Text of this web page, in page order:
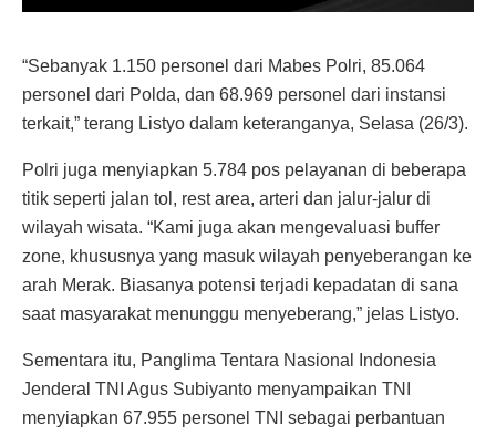
“Sebanyak 1.150 personel dari Mabes Polri, 85.064
personel dari Polda, dan 68.969 personel dari instansi
terkait,” terang Listyo dalam keteranganya, Selasa (26/3).
Polri juga menyiapkan 5.784 pos pelayanan di beberapa
titik seperti jalan tol, rest area, arteri dan jalur-jalur di
wilayah wisata. “Kami juga akan mengevaluasi buffer
zone, khususnya yang masuk wilayah penyeberangan ke
arah Merak. Biasanya potensi terjadi kepadatan di sana
saat masyarakat menunggu menyeberang,” jelas Listyo.
Sementara itu, Panglima Tentara Nasional Indonesia
Jenderal TNI Agus Subiyanto menyampaikan TNI
menyiapkan 67.955 personel TNI sebagai perbantuan